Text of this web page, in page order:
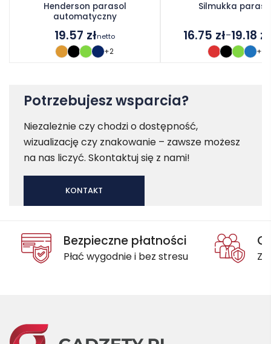
Henderson parasol
automatyczny
19.57 złnetto
+2
Silmukka
16.75 zł–19.18 zł
Zakres
19.18 zł
+1
Potrzebujesz wsparcia?
Niezależnie czy chodzi o dostępność,
wizualizację czy znakowanie – zawsze możesz
na nas liczyć. Skontaktuj się z nami!
KONTAKT
Bezpieczne płatności
Płać wygodnie i bez stresu